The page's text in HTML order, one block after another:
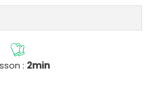
: 2min